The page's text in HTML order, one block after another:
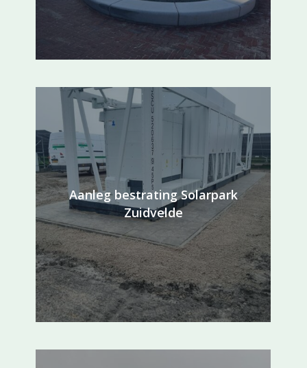
Aanleg bestrating Solarpark
Zuidvelde